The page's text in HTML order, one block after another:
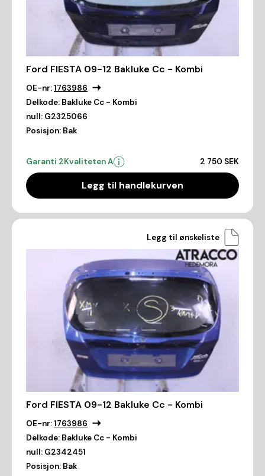
Ford FIESTA 09-12 Bakluke Cc - Kombi
OE-nr:1763986
Delkode: Bakluke Cc - Kombi
null: G2325066
Posisjon: Bak
Garanti 2Kvaliteten A 2 750 SEK
Legg til handlekurven
Legg til ønskeliste
Ford FIESTA 09-12 Bakluke Cc - Kombi
OE-nr:1763986
Delkode: Bakluke Cc - Kombi
null: G2342451
Posisjon: Bak